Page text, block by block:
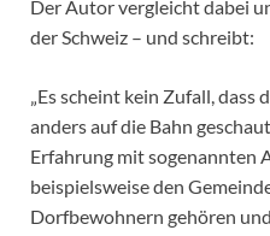
Der Autor vergleicht dabei
der Schweiz – und schreibt:
„Es scheint kein Zufall, dass
anders auf die Bahn
Erfahrung mit sogenannten
beispielsweise den
Dorfbewohnern gehören